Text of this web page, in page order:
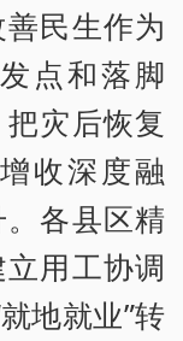
民生作为
点和落脚
灾后恢复
收深度融
各县区精
用工协调
地就业”转